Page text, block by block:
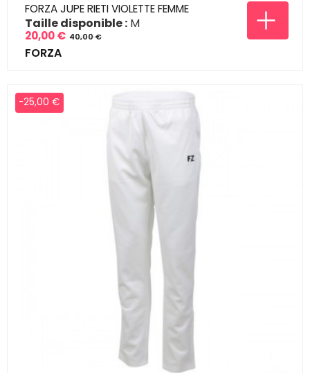
FORZA JUPE RIETI VIOLETTE FEMME
Prix
20,00 €
Prix
de
40,00 €
Taille disponible : M
FORZA
-25,00 €